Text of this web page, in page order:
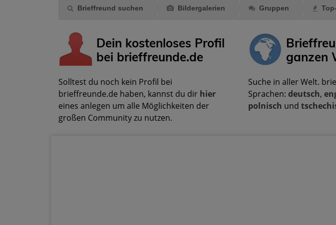
Brieffreund suchen Bildergalerien Gruppen
Dein kostenloses Profil
bei brieffreunde.de
Solltest du noch kein Profil bei
brieffreunde.de haben, kannst du dir hier
eines anlegen um alle Möglichkeiten der
großen Community zu nutzen.
ganzen
Suche in aller Welt.
Sprachen: deutsch,
polnisch und